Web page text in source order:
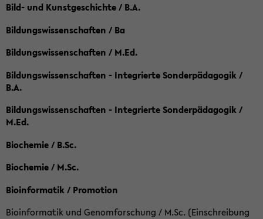
Bild- und Kunstgeschichte / B.A.
Bildungswissenschaften / Ba
Bildungswissenschaften / M.Ed.
Bildungswissenschaften - Integrierte Sonderpädagogik /
B.A.
Bildungswissenschaften - Integrierte Sonderpädagogik /
M.Ed.
Biochemie / B.Sc.
Biochemie / M.Sc.
Bioinformatik / Promotion
Bioinformatik und Genomforschung / M.Sc. (Einschreibung